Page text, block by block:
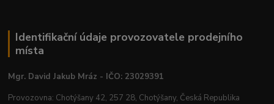
Identifikační údaje provozovatele prodejního
místa
Mgr. David Jakub Mráz - IČO: 23029391
Provozovna: Chotýšany 42, 257 28, Chotýšany, Česká Republika